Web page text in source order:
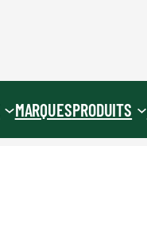
MARQUESPRODUITS